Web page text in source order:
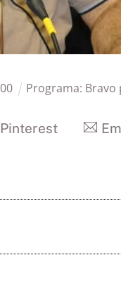
00 Programa: Bravo
Pinterest